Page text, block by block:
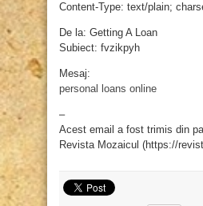
Content-Type: text/plain;
De la: Getting A Loan
Subiect: fvzikpyh
Mesaj:
personal loans online
–
Acest email a fost trimis din
Revista Mozaicul (https://